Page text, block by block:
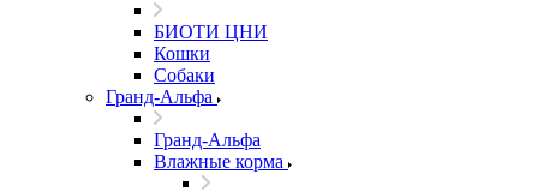
БИОТИ ЦНИ
Кошки
Собаки
Гранд-Альфа
Гранд-Альфа
Влажные корма